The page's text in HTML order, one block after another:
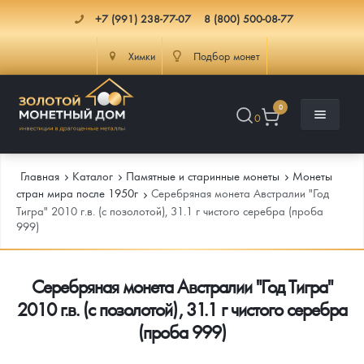
+7 (991) 238-77-07 8 (800) 500-08-77
Химки Подбор монет
0
0
Каталог
Инвестиционные монеты
Памятные и старинные монеты
Как сделать заказ
Доставка
Главная Каталог Памятные и старинные монеты
Монеты
стран мира после 1950г
Серебряная монета Австралии "Год
Тигра" 2010 г.в. (с позолотой), 31.1 г чистого серебра (проба
999)
Серебряная монета Австралии "Год Тигра"
2010 г.в. (с позолотой), 31.1 г чистого серебра
(проба 999)